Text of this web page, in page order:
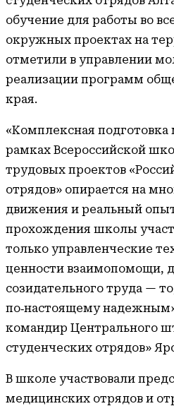
обучение для работы во
окружных проектах на
отметили в управлении
реализации программ
края.
«Комплексная
рамках Всероссийской
трудовых проектов
отрядов» опирается на
движения и реальный
прохождения школы
только управленческие
ценности взаимопомощи,
созидательного труда —
по‑настоящему
командир Центрального
студенческих отрядов»
В школе участвовали
медицинских отрядов и